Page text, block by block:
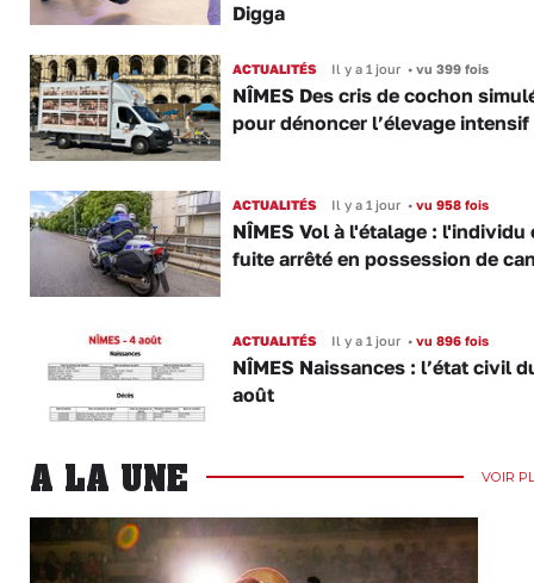
Digga
ACTUALITÉS Il y a 1 jour •vu 399 fois
NÎMES Des cris de cochon
pour dénoncer l’élevage intensif
ACTUALITÉS Il y a 1 jour •vu 958 fois
NÎMES Vol à l'étalage : l'individu
fuite arrêté en possession de
ACTUALITÉS Il y a 1 jour •vu 896 fois
NÎMES Naissances : l’état civil
août
A LA UNE VOIR